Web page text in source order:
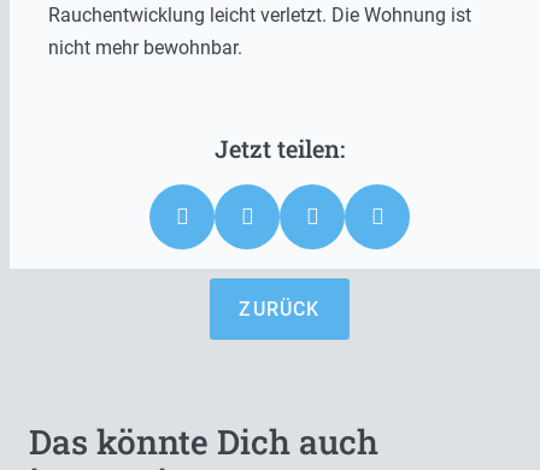
Rauchentwicklung leicht verletzt. Die Wohnung ist
nicht mehr bewohnbar.
ZURÜCK
Das könnte Dich auch